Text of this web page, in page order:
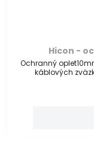
Hicon -
Ochranný
káblových